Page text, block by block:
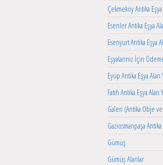
Çekmeköy Antika
Esenler Antika Eşya
Esenyurt Antika Eşya
Eşyalarınız İçin
Eyüp Antika Eşya
Fatih Antika Eşya Alan
Galeri (Antika Obje
Gaziosmanpaşa
Gümüş
Gümüş Alanlar